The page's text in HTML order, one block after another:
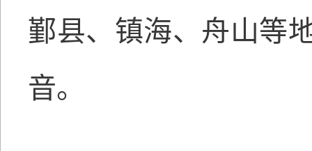
鄞县、镇海、舟山等
音。